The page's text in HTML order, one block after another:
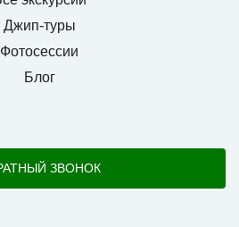
Джип-туры
Фотосессии
Блог
ЗВОНОК